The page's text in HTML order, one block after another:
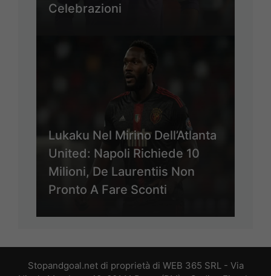
Celebrazioni
Lukaku Nel Mirino Dell’Atlanta
United: Napoli Richiede 10
Milioni, De Laurentiis Non
Pronto A Fare Sconti
Stopandgoal.net di proprietà di WEB 365 SRL - Via